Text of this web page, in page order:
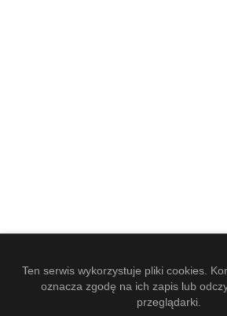
Ten serwis wykorzystuje pliki cookies.
oznacza zgodę na ich zapis lub
przeglądarki.